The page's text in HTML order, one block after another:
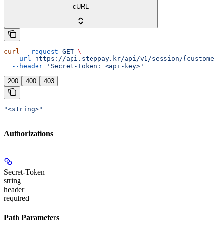
cURL
curl --request GET \
  --url
https://api.steppay.kr/api/v1/session/
  --header
'Secret-Token: <api-key>'
200 400 403
"<string>"
Authorizations
Secret-Token
string
header
required
Path Parameters